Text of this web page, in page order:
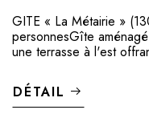
GITE « La Métairie »
personnesGîte
une terrasse à l'est
DÉTAIL